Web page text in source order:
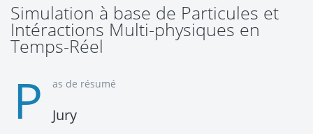
Simulation à base de Particules et
Intéractions Multi-physiques en
Temps-Réel
P as de résumé
Jury